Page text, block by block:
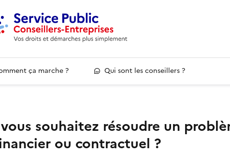
ça marche ? Qui sont les conseillers ?
vous souhaitez résoudre un
ou contractuel ?